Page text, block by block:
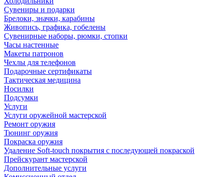
Сувениры и подарки
Брелоки, значки, карабины
Живопись, графика, гобелены
Сувенирные наборы, рюмки, стопки
Часы настенные
Макеты патронов
Чехлы для телефонов
Подарочные сертификаты
Тактическая медицина
Носилки
Подсумки
Услуги
Услуги оружейной мастерской
Ремонт оружия
Тюнинг оружия
Покраска оружия
Удаление Soft-touch покрытия с последующей покраской
Прейскурант мастерской
Дополнительные услуги